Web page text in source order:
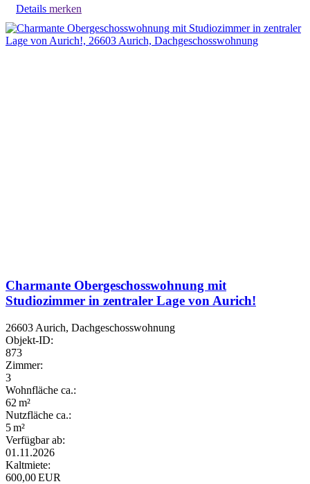
Details merken
Charmante Obergeschosswohnung mit
Studiozimmer in zentraler Lage von Aurich!
26603 Aurich, Dachgeschosswohnung
Objekt-ID:
873
Zimmer:
3
Wohnfläche ca.:
62 m²
Nutzfläche ca.:
5 m²
Verfügbar ab:
01.11.2026
Kaltmiete:
600,00 EUR